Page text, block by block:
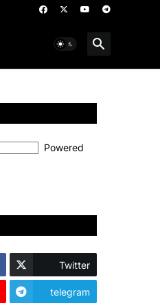
Powered
Twitter
telegram